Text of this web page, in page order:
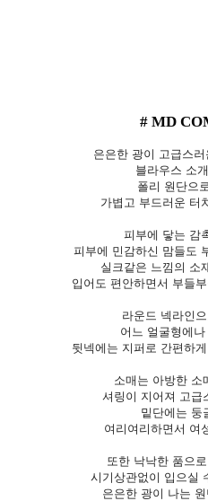
# MD
은은한 광이 고급스
블라우스 소
폴리 원단으
가볍고 부드러운 터
피부에 닿는 감
피부에 민감하신 맘들도
실크같은 느낌의 소
입어도 편안하면서 부들
라운드 넥라인
어느 얼굴형에
뒷넥에는 지퍼로 간편하
소매는 아방한 소
셔링이 지어져 고급
밑단에는 둥
여리여리하면서 여
또한 낙낙한 품으
시기상관없이 입으실
은은한 광이 나는